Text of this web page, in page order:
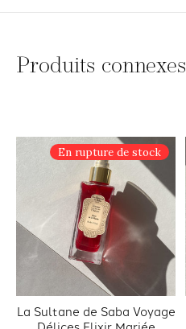
Produits connexes
En rupture de stock
La Sultane de Saba Voyage